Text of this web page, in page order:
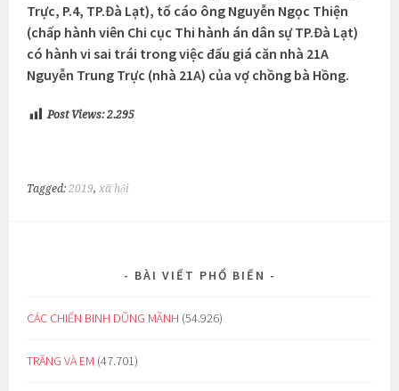
Trực, P.4, TP.Đà Lạt), tố cáo ông Nguyễn Ngọc Thiện
(chấp hành viên Chi cục Thi hành án dân sự TP.Đà Lạt)
có hành vi sai trái trong việc đấu giá căn nhà 21A
Nguyễn Trung Trực (nhà 21A) của vợ chồng bà Hồng.
Post Views: 2.295
Tagged:2019,xã hội
BÀI VIẾT PHỔ BIẾN
CÁC CHIẾN BINH DŨNG MÃNH (54.926)
TRĂNG VÀ EM (47.701)